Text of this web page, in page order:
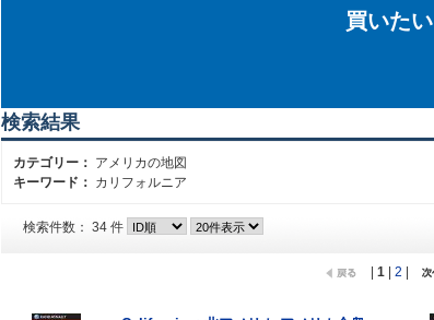
買いたい
検索結果
カテゴリー： アメリカの地図
キーワード： カリフォルニア
検索件数： 34 件
1| 2